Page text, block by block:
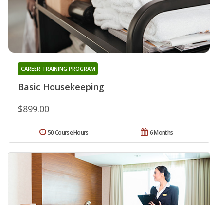
Basic Housekeeping
CAREER TRAINING PROGRAM
$899.00
6 Months
50 Course Hours